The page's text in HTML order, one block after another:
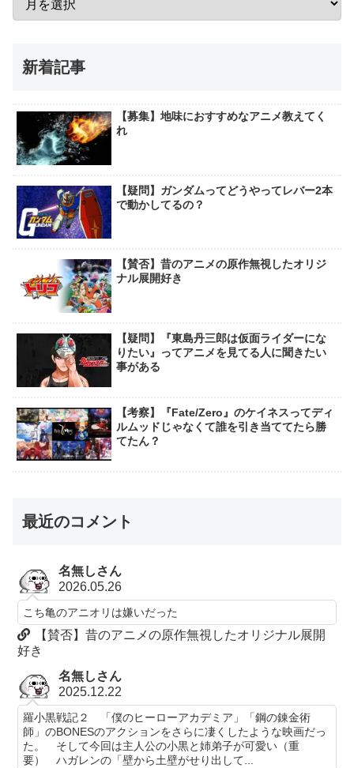
新着記事
【募集】地味におすすめなアニメ教えてく
れ
【疑問】ガンダムってどうやってレバー2本
で動かしてるの？
【賛否】昔のアニメの原作無視したオリジ
ナル展開好き
【疑問】『東島丹三郎は仮面ライダーにな
りたい』ってアニメを見てる人に聞きたい
事がある
【考察】『Fate/Zero』のケイネスってディ
ルムッドじゃなくて誰を引き当ててたら勝
てたん？
最近のコメント
名無しさん
2026.05.26
こち亀のアニオリは嫌いだった
【賛否】昔のアニメの原作無視したオリジナル展開
好き
名無しさん
2025.12.22
羅小黒戦記２ 「僕のヒーローアカデミア」「鋼の錬金術
師」のBONESのアクションをさらに凄くしたような映画だっ
た。 そして今回は主人公の小黒と姉弟子が可愛い（重
要） ハガレンの「壁から土壁がせり出して...